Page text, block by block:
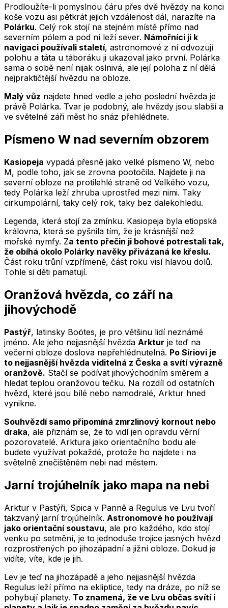
Prodloužíte-li pomyslnou čáru přes dvě hvězdy na konci
koše vozu asi pětkrát jejich vzdálenost dál, narazíte na
Polárku. Celý rok stojí na stejném místě přímo nad
severním pólem a pod ní leží sever. Námořníci ji k
navigaci používali staletí, astronomové z ní odvozují
polohu a táta u táboráku ji ukazoval jako první. Polárka
sama o sobě není nijak oslnivá, ale její poloha z ní dělá
nejpraktičtější hvězdu na obloze.
Malý vůz najdete hned vedle a jeho poslední hvězda je
právě Polárka. Tvar je podobný, ale hvězdy jsou slabší a
ve světelné záři měst ho snáz přehlédnete.
Písmeno W nad severním obzorem
Kasiopeja vypadá přesně jako velké písmeno W, nebo
M, podle toho, jak se zrovna pootočila. Najdete ji na
severní obloze na protilehlé straně od Velkého vozu,
tedy Polárka leží zhruba uprostřed mezi nimi. Taky
cirkumpolární, taky celý rok, taky bez dalekohledu.
Legenda, která stojí za zmínku. Kasiopeja byla etiopská
královna, která se pyšnila tím, že je krásnější než
mořské nymfy. Za tento přečin ji bohové potrestali tak,
že obíhá okolo Polárky navěky přivázaná ke křeslu.
Část roku trůní vzpřímeně, část roku visí hlavou dolů.
Tohle si děti pamatují.
Oranžová hvězda, co září na
jihovýchodě
Pastýř, latinsky Boötes, je pro většinu lidí neznámé
jméno. Ale jeho nejjasnější hvězda Arktur je teď na
večerní obloze doslova nepřehlédnutelná. Po Síriovi je
to nejjasnější hvězda viditelná z Česka a svítí výrazně
oranžově. Stačí se podívat jihovýchodním směrem a
hledat teplou oranžovou tečku. Na rozdíl od ostatních
hvězd, které jsou bílé nebo namodralé, Arktur hned
vynikne.
Souhvězdí samo připomíná zmrzlinový kornout nebo
draka, ale přiznám se, že to vidí jen opravdu věrní
pozorovatelé. Arktura jako orientačního bodu ale
budete využívat pokaždé, protože ho najdete i na
světelně znečištěném nebi nad městem.
Jarní trojúhelník jako mapa na nebi
Arktur v Pastýři, Spica v Panně a Regulus ve Lvu tvoří
takzvaný jarní trojúhelník. Astronomové ho používají
jako orientační soustavu, ale pro každého, kdo stojí
venku po setmění, je to jednoduše trojice jasných hvězd
rozprostřených po jihozápadní a jižní obloze. Dokud je
vidíte, víte, kde je jih.
Lev je teď na jihozápadě a jeho nejjasnější hvězda
Regulus leží přímo na ekliptice, tedy na dráze, po níž se
pohybují planety. To znamená, že ve Lvu občas svítí i